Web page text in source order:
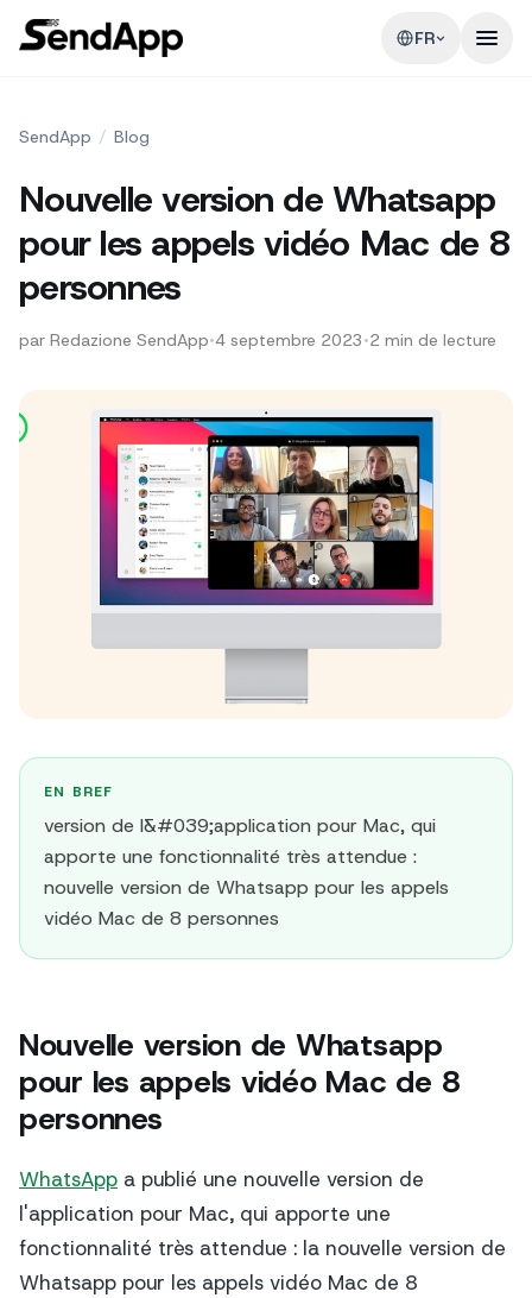
FR
SendApp / Blog
Nouvelle version de Whatsapp
pour les appels vidéo Mac de 8
personnes
par Redazione SendApp•4 septembre 2023•2 min de lecture
EN BREF
version de l&#039;application pour Mac, qui
apporte une fonctionnalité très attendue :
nouvelle version de Whatsapp pour les appels
vidéo Mac de 8 personnes
Nouvelle version de Whatsapp
pour les appels vidéo Mac de 8
personnes
WhatsApp a publié une nouvelle version de
l'application pour Mac, qui apporte une
fonctionnalité très attendue : la nouvelle version de
Whatsapp pour les appels vidéo Mac de 8